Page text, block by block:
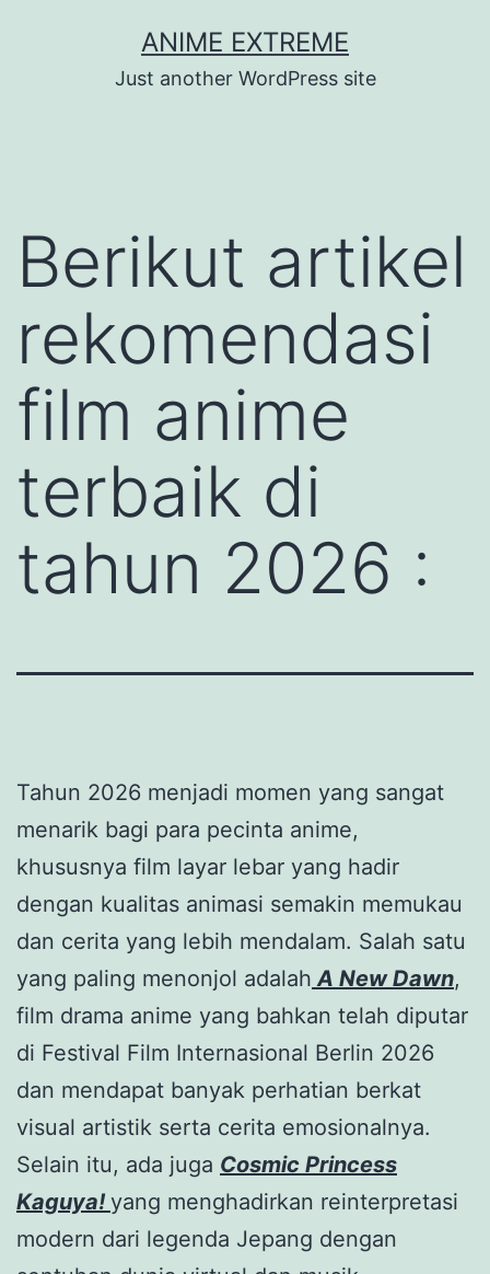
ANIME EXTREME
Just another WordPress site
Berikut artikel
rekomendasi
film anime
terbaik di
tahun 2026 :
Tahun 2026 menjadi momen yang sangat
menarik bagi para pecinta anime,
khususnya film layar lebar yang hadir
dengan kualitas animasi semakin memukau
dan cerita yang lebih mendalam. Salah satu
yang paling menonjol adalah A New Dawn,
film drama anime yang bahkan telah diputar
di Festival Film Internasional Berlin 2026
dan mendapat banyak perhatian berkat
visual artistik serta cerita emosionalnya.
Selain itu, ada juga Cosmic Princess
Kaguya! yang menghadirkan reinterpretasi
modern dari legenda Jepang dengan